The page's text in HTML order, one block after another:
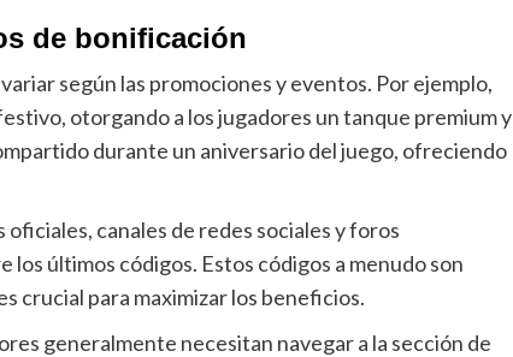
de bonificación
según las promociones y eventos. Por ejemplo,
otorgando a los jugadores un tanque premium y
durante un aniversario del juego, ofreciendo
canales de redes sociales y foros
últimos códigos. Estos códigos a menudo son
crucial para maximizar los beneficios.
generalmente necesitan navegar a la sección de